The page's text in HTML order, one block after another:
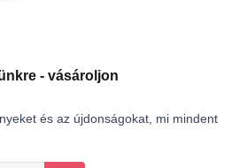
- vásároljon
és az újdonságokat, mi mindent